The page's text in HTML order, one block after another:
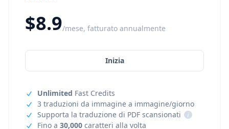
$8.9/mese, fatturato annualmente
Inizia
Unlimited Fast Credits
3 traduzioni da immagine a immagine/giorno
Supporta la traduzione di PDF scansionati
i
Fino a 30,000 caratteri alla volta